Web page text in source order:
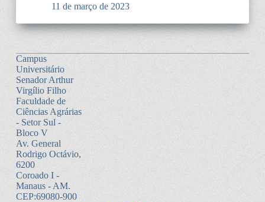
11 de março de 2023
Campus
Universitário
Senador Arthur
Virgílio Filho
Faculdade de
Ciências Agrárias
- Setor Sul -
Bloco V
Av. General
Rodrigo Octávio,
6200
Coroado I -
Manaus - AM.
CEP:69080-900